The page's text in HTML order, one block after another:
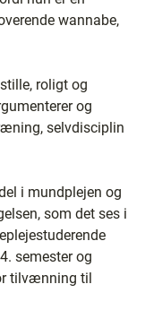
wannabe,
roligt og
og
selvdisciplin
i mundplejen og
som det ses i
semester og
tilvænning til